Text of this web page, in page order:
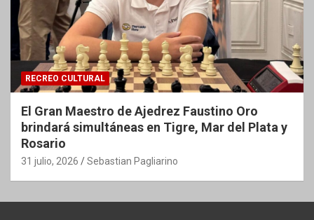
RECREO CULTURAL
El Gran Maestro de Ajedrez Faustino Oro
brindará simultáneas en Tigre, Mar del Plata y
Rosario
31 julio, 2026 Sebastian Pagliarino